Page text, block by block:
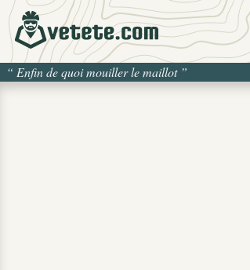
“ Enfin de quoi mouiller le maillot”